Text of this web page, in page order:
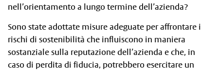
nell’orientamento a lungo termine dell’azienda?
Sono state adottate misure adeguate per affrontare i
rischi di sostenibilità che influiscono in maniera
sostanziale sulla reputazione dell’azienda e che, in
caso di perdita di fiducia, potrebbero esercitare un